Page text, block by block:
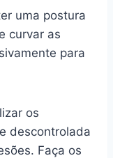
uma postura
curvar as
para
os
descontrolada
Faça os